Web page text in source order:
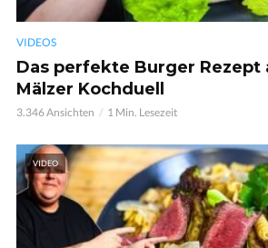
VIDEOS
Das perfekte Burger Rezept
Mälzer Kochduell
3.346 Ansichten 1 Min. Lesezeit
VIDEO